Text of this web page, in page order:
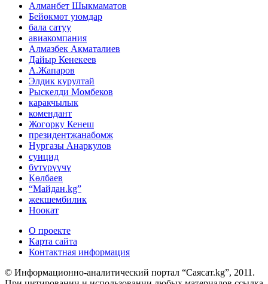
Алманбет Шыкмаматов
Бейөкмөт уюмдар
бала сатуу
авиакомпания
Алмазбек Акматалиев
Дайыр Кенекеев
А.Жапаров
Элдик курултай
Рыскелди Момбеков
каракчылык
комендант
Жогорку Кенеш
президентжанабомж
Нургазы Анаркулов
суицид
бүтүрүүчү
Көлбаев
“Майдан.kg”
жекшембилик
Ноокат
О проекте
Карта сайта
Контактная информация
© Информационно-аналитический портал “Саясат.kg”, 2011.